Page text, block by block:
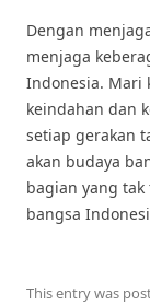
Dengan
menjaga
Indonesia. Mari
keindahan dan
setiap gerakan
akan budaya
bagian yang
bangsa
This entry was